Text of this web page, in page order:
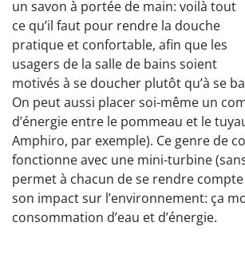
un savon à portée de main: voilà tout
ce qu’il faut pour rendre la douche
pratique et confortable, afin que les
usagers de la salle de bains soient
motivés à se doucher plutôt qu’à se
On peut aussi placer soi-même un
d’énergie entre le pommeau et le
Amphiro, par exemple). Ce genre de
fonctionne avec une mini-turbine
permet à chacun de se rendre
son impact sur l’environnement: ça
consommation d’eau et d’énergie.